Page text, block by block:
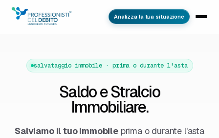
Analizza la tua situazione
salvataggio immobile · prima o durante l'asta
Saldo e Stralcio
Immobiliare.
Salviamo il tuo immobileprima o durante l'asta